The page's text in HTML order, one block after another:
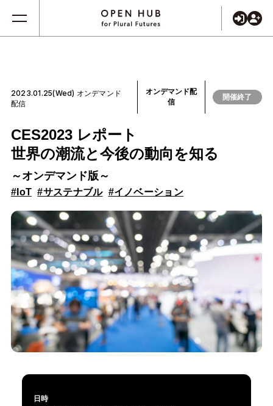
2023.01.25(Wed) オンデマンド
配信
オンデマンド配
信
開催終了
CES2023 レポート
世界の潮流と今後の動向を知る
～オンデマンド版～
#IoT #サステナブル #イノベーション
日時